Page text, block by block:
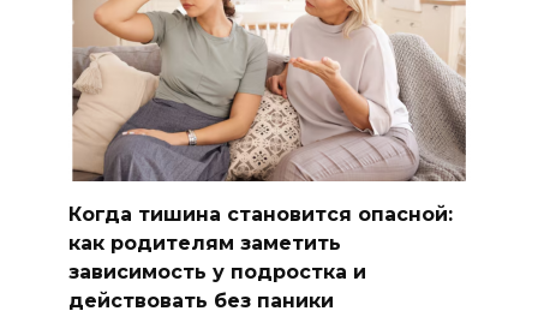
Когда тишина становится опасной:
как родителям заметить
зависимость у подростка и
действовать без паники